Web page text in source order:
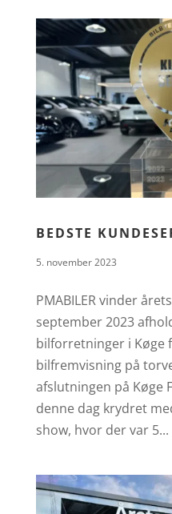
BEDSTE
5. november 2023
PMABILER vinder
september 2023
bilforretninger i Køge
bilfremvisning på
afslutningen på Køge
denne dag krydret
show, hvor der var 5...